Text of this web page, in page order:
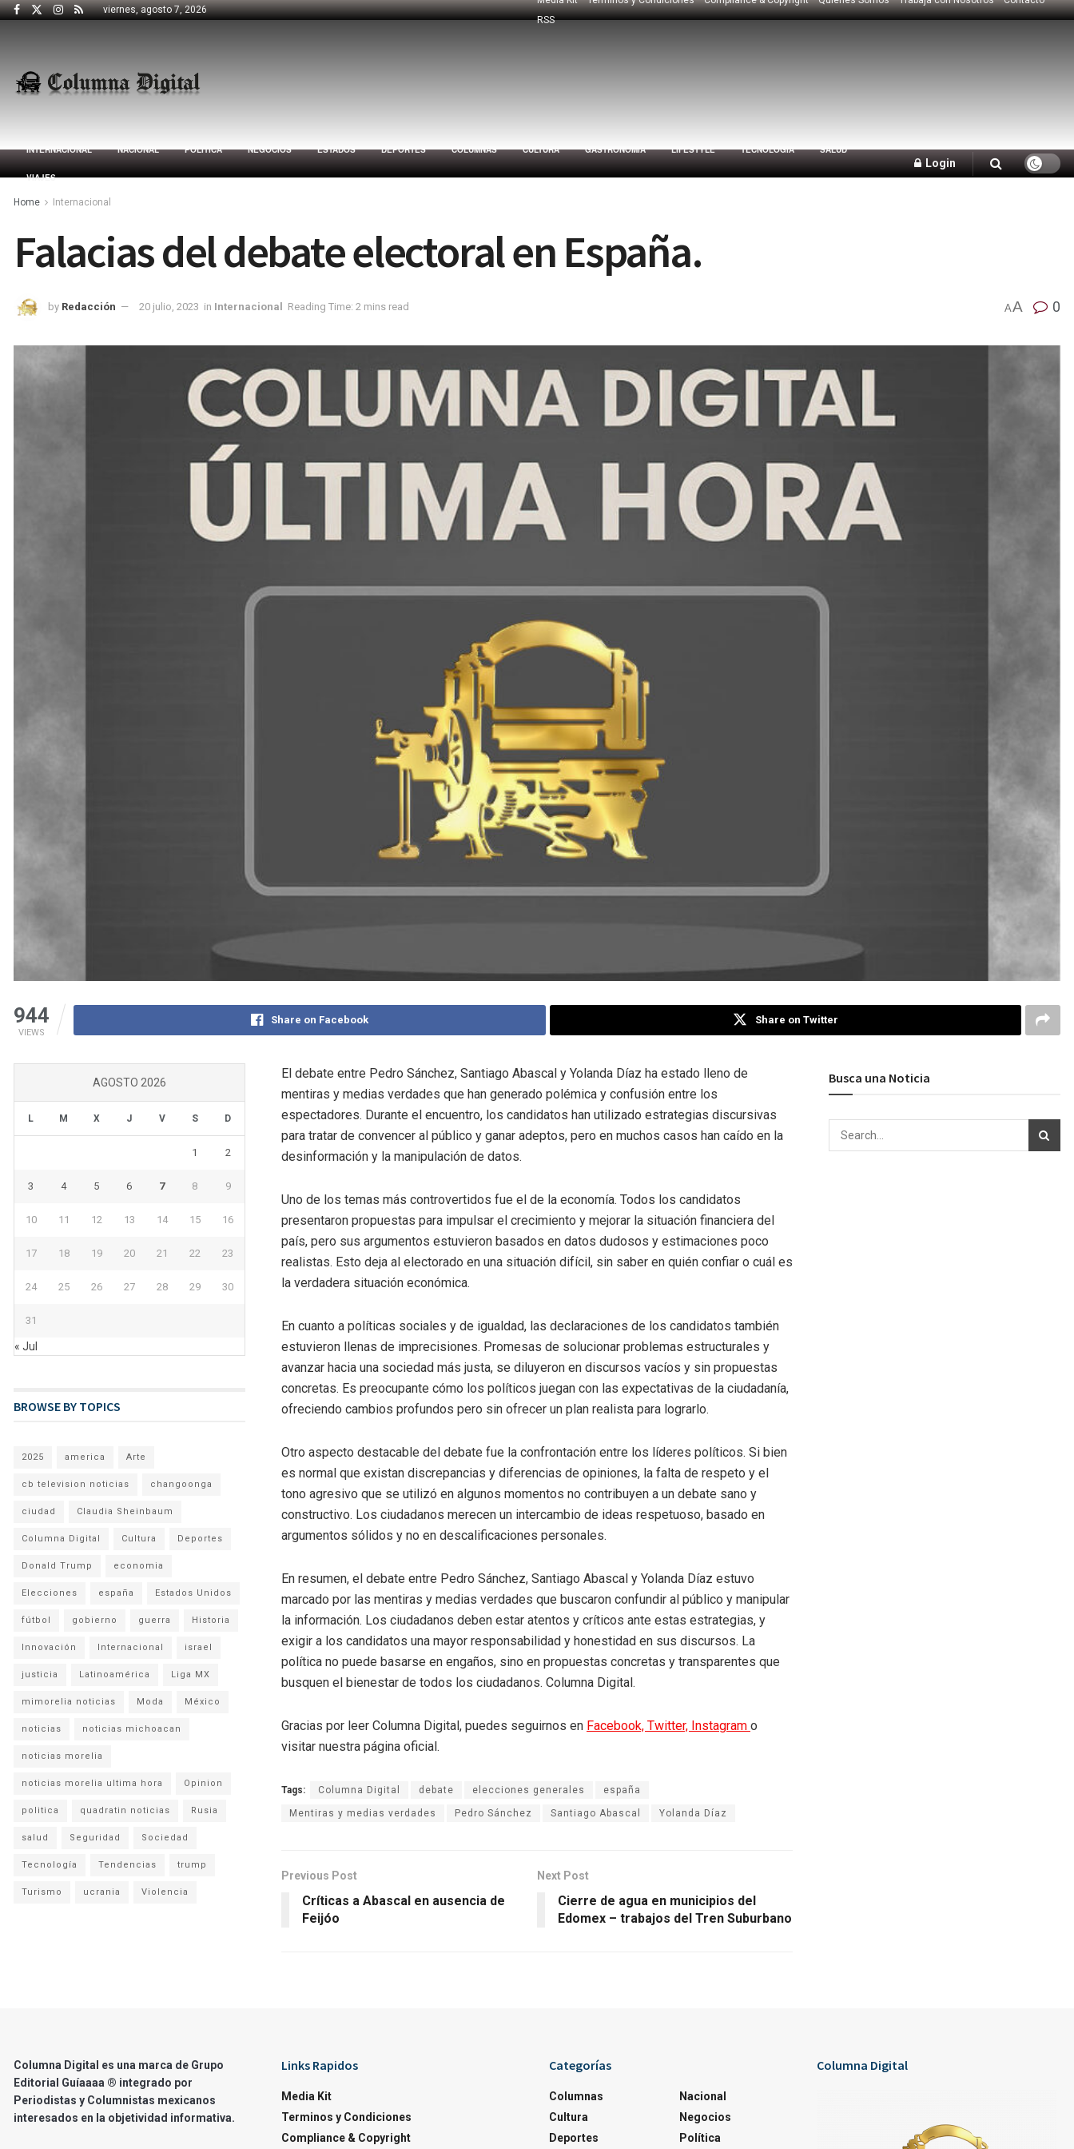
viernes, agosto 7, 2026
RSS
INTERNACIONAL NACIONAL POLÍTICA NEGOCIOS ESTADOS DEPORTES COLUMNAS CULTURA GASTRONOMÍA LIFESTYLE TECNOLOGÍA SALUD
VIAJES
Login
Home Internacional
Falacias del debate electoral en España.
by Redacción 20 julio, 2023 in Internacional Reading Time: 2 mins read AA 0
944
VIEWS
Share on Facebook Share on Twitter
El debate entre Pedro Sánchez, Santiago Abascal y Yolanda Díaz ha estado lleno de
mentiras y medias verdades que han generado polémica y confusión entre los
espectadores. Durante el encuentro, los candidatos han utilizado estrategias discursivas
para tratar de convencer al público y ganar adeptos, pero en muchos casos han caído en la
desinformación y la manipulación de datos.
Uno de los temas más controvertidos fue el de la economía. Todos los candidatos
presentaron propuestas para impulsar el crecimiento y mejorar la situación financiera del
país, pero sus argumentos estuvieron basados en datos dudosos y estimaciones poco
realistas. Esto deja al electorado en una situación difícil, sin saber en quién confiar o cuál es
la verdadera situación económica.
En cuanto a políticas sociales y de igualdad, las declaraciones de los candidatos también
estuvieron llenas de imprecisiones. Promesas de solucionar problemas estructurales y
avanzar hacia una sociedad más justa, se diluyeron en discursos vacíos y sin propuestas
concretas. Es preocupante cómo los políticos juegan con las expectativas de la ciudadanía,
ofreciendo cambios profundos pero sin ofrecer un plan realista para lograrlo.
Otro aspecto destacable del debate fue la confrontación entre los líderes políticos. Si bien
es normal que existan discrepancias y diferencias de opiniones, la falta de respeto y el
tono agresivo que se utilizó en algunos momentos no contribuyen a un debate sano y
constructivo. Los ciudadanos merecen un intercambio de ideas respetuoso, basado en
argumentos sólidos y no en descalificaciones personales.
En resumen, el debate entre Pedro Sánchez, Santiago Abascal y Yolanda Díaz estuvo
marcado por las mentiras y medias verdades que buscaron confundir al público y manipular
la información. Los ciudadanos deben estar atentos y críticos ante estas estrategias, y
exigir a los candidatos una mayor responsabilidad y honestidad en sus discursos. La
política no puede basarse en engaños, sino en propuestas concretas y transparentes que
busquen el bienestar de todos los ciudadanos. Columna Digital.
Gracias por leer Columna Digital, puedes seguirnos en Facebook, Twitter, Instagram o
visitar nuestra página oficial.
Tags: Columna Digital debate elecciones generales españa
Mentiras y medias verdades Pedro Sánchez Santiago Abascal Yolanda Díaz
Previous Post
Críticas a Abascal en ausencia de
Feijóo
Next Post
Cierre de agua en municipios del
Edomex – trabajos del Tren Suburbano
AGOSTO 2026
L M X J V S D
1 2
3 4 5 6 7 8 9
10 11 12 13 14 15 16
17 18 19 20 21 22 23
24 25 26 27 28 29 30
31
« Jul
BROWSE BY TOPICS
2025 america Arte
cb television noticias changoonga
ciudad Claudia Sheinbaum
Columna Digital Cultura Deportes
Donald Trump economia
Elecciones españa Estados Unidos
fútbol gobierno guerra Historia
Innovación Internacional israel
justicia Latinoamérica Liga MX
mimorelia noticias Moda México
noticias noticias michoacan
noticias morelia
noticias morelia ultima hora Opinion
politica quadratin noticias Rusia
salud Seguridad Sociedad
Tecnología Tendencias trump
Turismo ucrania Violencia
Busca una Noticia
Columna Digital es una marca de Grupo
Editorial Guíaaaa ® integrado por
Periodistas y Columnistas mexicanos
interesados en la objetividad informativa.
Links Rapidos
Media Kit
Terminos y Condiciones
Compliance & Copyright
Categorías
Columnas
Cultura
Deportes
Nacional
Negocios
Política
Columna Digital